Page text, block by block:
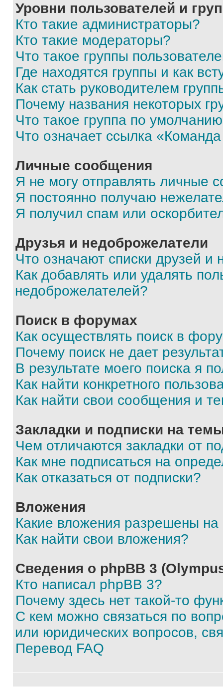
Уровни пользователей и
Кто такие администраторы?
Кто такие модераторы?
Что такое группы
Где находятся группы и как
Как стать руководителем
Почему названия некоторых
Что такое группа по
Что означает ссылка
Личные сообщения
Я не могу отправлять личные
Я постоянно получаю
Я получил спам или
Друзья и недоброжелатели
Что означают списки друзей и
Как добавлять или удалять
недоброжелателей?
Поиск в форумах
Как осуществлять поиск в
Почему поиск не дает
В результате моего поиска я
Как найти конкретного
Как найти свои сообщения и
Закладки и подписки на
Чем отличаются закладки от
Как мне подписаться на
Как отказаться от подписки?
Вложения
Какие вложения разрешены
Как найти свои вложения?
Сведения о phpBB 3
Кто написал phpBB 3?
Почему здесь нет такой-то
С кем можно связаться по
или юридических вопросов,
Перевод FAQ